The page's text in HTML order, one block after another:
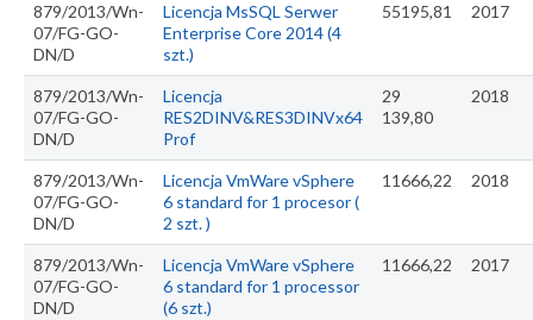
879/2013/Wn-
07/FG-GO-
DN/D
Licencja MsSQL Serwer
Enterprise Core 2014 (4
szt.)
55195,81 2017
879/2013/Wn-
07/FG-GO-
DN/D
Licencja
RES2DINV&RES3DINVx64
Prof
29
139,80
2018
879/2013/Wn-
07/FG-GO-
DN/D
Licencja VmWare vSphere
6 standard for 1 procesor (
2 szt. )
11666,22 2018
879/2013/Wn-
07/FG-GO-
DN/D
Licencja VmWare vSphere
6 standard for 1 processor
(6 szt.)
11666,22 2017